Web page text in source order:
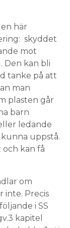
här
skyddet
mot
Den kan bli
tanke på att
man
plasten går
barn
ledande
uppstå.
kan få
om
inte. Precis
i SS
kapitel